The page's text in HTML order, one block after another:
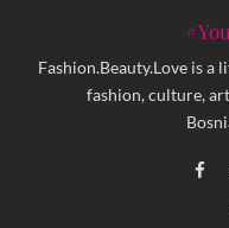
Fashion.Beauty.Love is a
fashion, culture,